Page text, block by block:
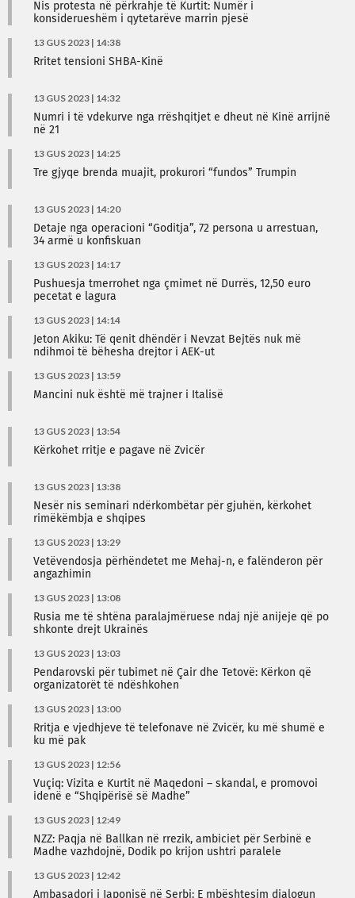
Nis protesta në përkrahje të Kurtit: Numër i
konsiderueshëm i qytetarëve marrin pjesë
13 GUS 2023 | 14:38
Rritet tensioni SHBA-Kinë
13 GUS 2023 | 14:32
Numri i të vdekurve nga rrëshqitjet e dheut në Kinë arrijnë
në 21
13 GUS 2023 | 14:25
Tre gjyqe brenda muajit, prokurori “fundos” Trumpin
13 GUS 2023 | 14:20
Detaje nga operacioni “Goditja”, 72 persona u arrestuan,
34 armë u konfiskuan
13 GUS 2023 | 14:17
Pushuesja tmerrohet nga çmimet në Durrës, 12,50 euro
pecetat e lagura
13 GUS 2023 | 14:14
Jeton Akiku: Të qenit dhëndër i Nevzat Bejtës nuk më
ndihmoi të bëhesha drejtor i AEK-ut
13 GUS 2023 | 13:59
Mancini nuk është më trajner i Italisë
13 GUS 2023 | 13:54
Kërkohet rritje e pagave në Zvicër
13 GUS 2023 | 13:38
Nesër nis seminari ndërkombëtar për gjuhën, kërkohet
rimëkëmbja e shqipes
13 GUS 2023 | 13:29
Vetëvendosja përhëndetet me Mehaj-n, e falënderon për
angazhimin
13 GUS 2023 | 13:08
Rusia me të shtëna paralajmëruese ndaj një anijeje që po
shkonte drejt Ukrainës
13 GUS 2023 | 13:03
Pendarovski për tubimet në Çair dhe Tetovë: Kërkon që
organizatorët të ndëshkohen
13 GUS 2023 | 13:00
Rritja e vjedhjeve të telefonave në Zvicër, ku më shumë e
ku më pak
13 GUS 2023 | 12:56
Vuçiq: Vizita e Kurtit në Maqedoni – skandal, e promovoi
idenë e “Shqipërisë së Madhe”
13 GUS 2023 | 12:49
NZZ: Paqja në Ballkan në rrezik, ambiciet për Serbinë e
Madhe vazhdojnë, Dodik po krijon ushtri paralele
13 GUS 2023 | 12:42
Ambasadori i Japonisë në Serbi: E mbështesim dialogun